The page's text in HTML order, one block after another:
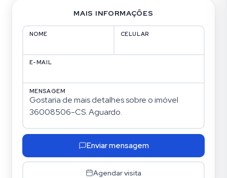
MAIS INFORMAÇÕES
NOME CELULAR
E-MAIL
MENSAGEM
Enviar mensagem
Agendar visita